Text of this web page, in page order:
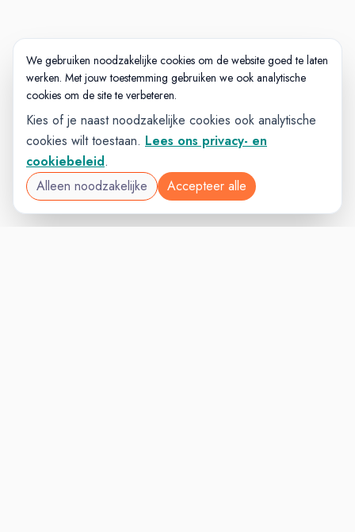
We gebruiken noodzakelijke cookies om de website goed te laten
werken. Met jouw toestemming gebruiken we ook analytische
cookies om de site te verbeteren.
Kies of je naast noodzakelijke cookies ook analytische
cookies wilt toestaan. Lees ons privacy- en
cookiebeleid.
Alleen noodzakelijke
Accepteer alle